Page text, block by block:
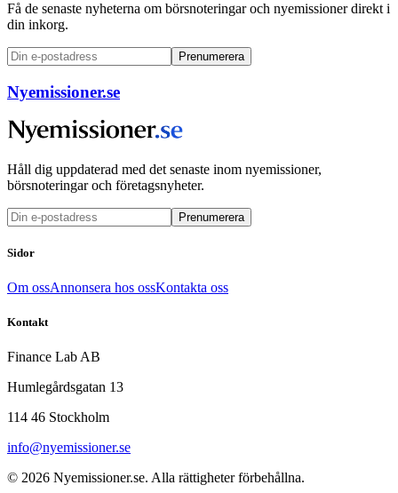
Få de senaste nyheterna om börsnoteringar och nyemissioner direkt i
din inkorg.
Prenumerera
Nyemissioner.se
Håll dig uppdaterad med det senaste inom nyemissioner,
börsnoteringar och företagsnyheter.
Prenumerera
Sidor
Om ossAnnonsera hos ossKontakta oss
Kontakt
Finance Lab AB
Humlegårdsgatan 13
114 46 Stockholm
info@nyemissioner.se
© 2026 Nyemissioner.se. Alla rättigheter förbehållna.